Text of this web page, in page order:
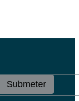
Submeter